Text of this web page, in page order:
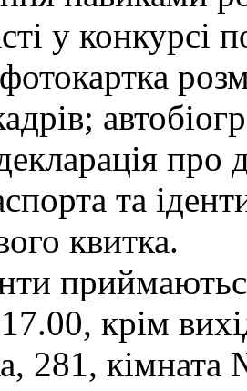
у конкурсі
та
квитка.
крім
281,